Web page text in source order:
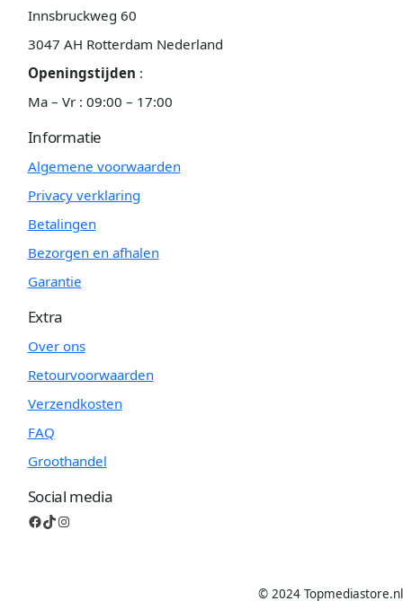
Innsbruckweg 60
3047 AH Rotterdam Nederland
Openingstijden :
Ma – Vr : 09:00 – 17:00
Informatie
Algemene voorwaarden
Privacy verklaring
Betalingen
Bezorgen en afhalen
Garantie
Extra
Over ons
Retourvoorwaarden
Verzendkosten
FAQ
Groothandel
Social media
Facebook TikTok Instagram
© 2024 Topmediastore.nl